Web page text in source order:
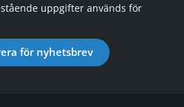
uppgifter används för
för nyhetsbrev